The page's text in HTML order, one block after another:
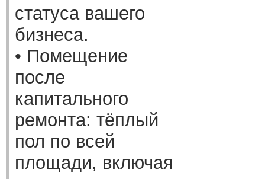
статуса вашего
бизнеса.
• Помещение
после
капитального
ремонта: тёплый
пол по всей
площади, включая